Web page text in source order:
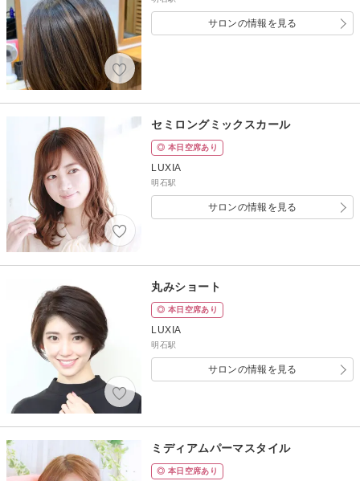
サロンの情報を見る
セミロングミックスカール
◎ 本日空席あり
LUXIA
明石駅
サロンの情報を見る
丸みショート
◎ 本日空席あり
LUXIA
明石駅
サロンの情報を見る
ミディアムパーマスタイル
◎ 本日空席あり